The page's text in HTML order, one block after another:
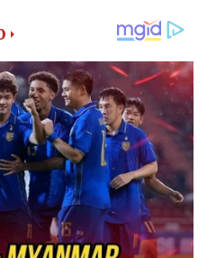
Tư vấn